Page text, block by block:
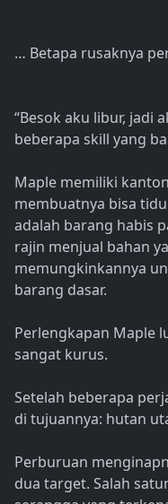
… Betapa rusaknya
“Besok aku libur, jadi
beberapa skill yang
Maple memiliki
membuatnya bisa
adalah barang habis
rajin menjual bahan
memungkinkannya
barang dasar.
Perlengkapan Maple
sangat kurus.
Setelah beberapa
di tujuannya: hutan
Perburuan
dua target. Salah